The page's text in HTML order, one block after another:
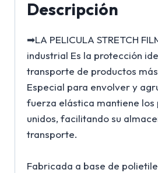
Descripción
➡LA PELICULA STRETCH
industrial Es la protección
transporte de productos
Especial para envolver y
fuerza elástica mantiene los
unidos, facilitando su
transporte.⁣
Fabricada a base de